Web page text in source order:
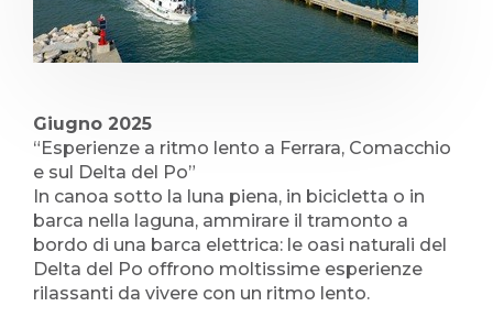
Giugno 2025
“Esperienze a ritmo lento a Ferrara, Comacchio
e sul Delta del Po”
In canoa sotto la luna piena, in bicicletta o in
barca nella laguna, ammirare il tramonto a
bordo di una barca elettrica: le oasi naturali del
Delta del Po offrono moltissime esperienze
rilassanti da vivere con un ritmo lento.